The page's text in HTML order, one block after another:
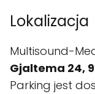
Lokalizacja
Multisound-
Gjaltema 24,
Parking jest